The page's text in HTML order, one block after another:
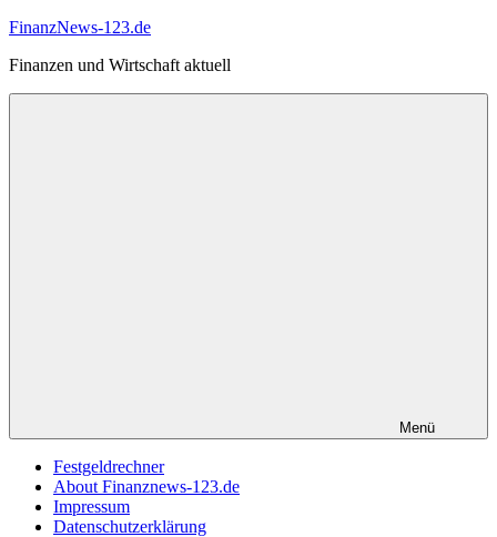
Zum
springen
FinanzNews-123.de
Finanzen und Wirtschaft aktuell
Menü
Festgeldrechner
About Finanznews-123.de
Impressum
Datenschutzerklärung